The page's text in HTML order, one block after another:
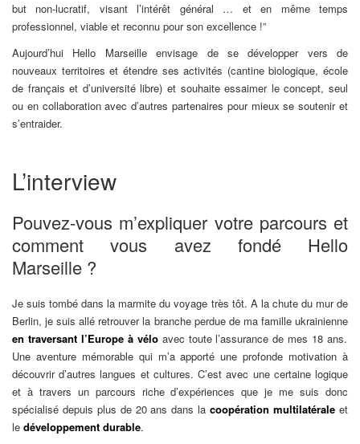
but non-lucratif, visant l’intérêt général … et en même temps
professionnel, viable et reconnu pour son excellence !”
Aujourd’hui Hello Marseille envisage de se développer vers de
nouveaux territoires et étendre ses activités (cantine biologique, école
de français et d’université libre) et souhaite essaimer le concept, seul
ou en collaboration avec d’autres partenaires pour mieux se soutenir et
s’entraider.
L’interview
Pouvez-vous m’expliquer votre parcours et
comment vous avez fondé Hello
Marseille ?
Je suis tombé dans la marmite du voyage très tôt. A la chute du mur de
Berlin, je suis allé retrouver la branche perdue de ma famille ukrainienne
en traversant l’Europe à vélo avec toute l’assurance de mes 18 ans.
Une aventure mémorable qui m’a apporté une profonde motivation à
découvrir d’autres langues et cultures. C’est avec une certaine logique
et à travers un parcours riche d’expériences que je me suis donc
spécialisé depuis plus de 20 ans dans lacoopération multilatérale et
le développement durable.